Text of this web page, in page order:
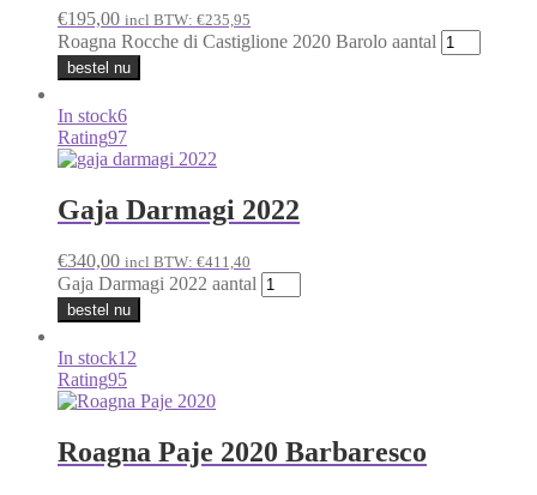
€195,00 incl BTW: €235,95
Roagna Rocche di Castiglione 2020 Barolo aantal
bestel nu
In stock6
Rating97
Gaja Darmagi 2022
€340,00 incl BTW: €411,40
Gaja Darmagi 2022 aantal
bestel nu
In stock12
Rating95
Roagna Paje 2020 Barbaresco